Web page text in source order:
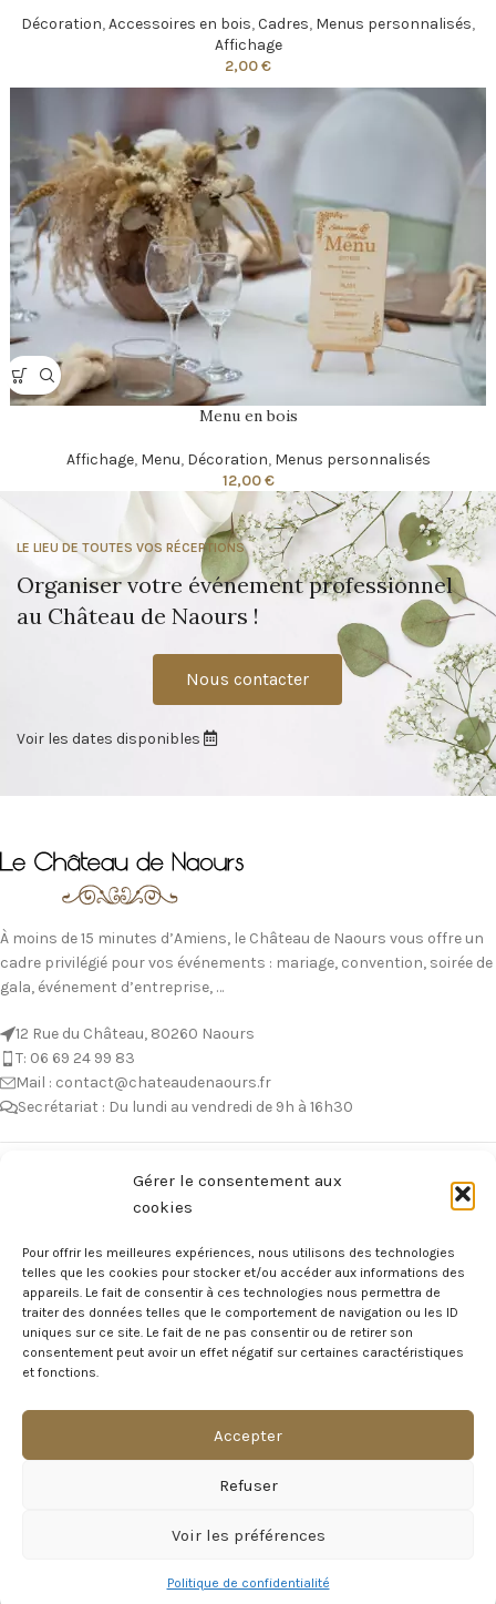
Gérer le consentement aux
cookies
Pour offrir les meilleures expériences, nous utilisons des technologies
telles que les cookies pour stocker et/ou accéder aux informations des
appareils. Le fait de consentir à ces technologies nous permettra de
traiter des données telles que le comportement de navigation ou les ID
uniques sur ce site. Le fait de ne pas consentir ou de retirer son
consentement peut avoir un effet négatif sur certaines caractéristiques
et fonctions.
Accepter
Refuser
Voir les préférences
Politique de confidentialité
Décoration,Accessoires en bois,Cadres, Menus personnalisés,
Affichage
2,00€
Menu en bois
Affichage, Menu, Décoration, Menus personnalisés
12,00€
LE LIEU DE TOUTES VOS RÉCEPTIONS
Organiser votre événement professionnel
au Château de Naours !
Nous contacter
Voir les dates disponibles
À moins de 15 minutes d’Amiens, le Château de Naours vous offre un
cadre privilégié pour vos événements : mariage, convention, soirée de
gala, événement d’entreprise, …
12 Rue du Château, 80260 Naours
T: 06 69 24 99 83
Mail : contact@chateaudenaours.fr
Secrétariat : Du lundi au vendredi de 9h à 16h30
Avant de nous écrire, n’hésitez pas à consulter notre FAQ, celle-ci est
réponse à votre question !
Voir notre foire aux questions >
NOTRE ÉCOSYSTEME
MAGAZINE DU CHÂTEAU
INFORMATIONS LÉGALES